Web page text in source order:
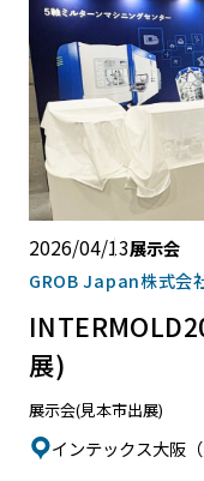
2026/04/13展示会
GROB Japan株式会
展)
展示会(見本市出展)
インテックス大阪（